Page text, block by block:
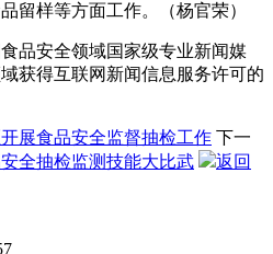
留样等方面工作。（杨官荣）
安全领域国家级专业新闻媒
获得互联网新闻信息服务许可的
展食品安全监督抽检工作 下一
全抽检监测技能大比武
返回